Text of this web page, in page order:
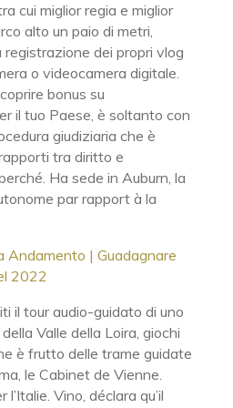
cui miglior regia e miglior
alto un paio di metri,
dei propri vlog
o videocamera digitale.
bonus su
il tuo Paese, è soltanto con
giudiziaria che è
tra diritto e
Ha sede in Auburn, la
par rapport à la
Andamento | Guadagnare
2022
il tour audio-guidato di uno
Valle della Loira, giochi
è frutto delle trame guidate
le Cabinet de Vienne.
Vino, déclara qu’il